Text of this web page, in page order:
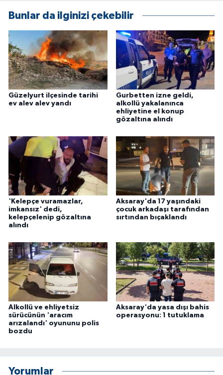
Bunlar da ilginizi çekebilir
Güzelyurt ilçesinde tarihi
ev alev alev yandı
Gurbetten izne geldi,
alkollü yakalanınca
ehliyetine el konup
gözaltına alındı
'Kelepçe vuramazlar,
imkansız' dedi,
kelepçelenip gözaltına
alındı
Aksaray'da 17 yaşındaki
çocuk arkadaşı tarafından
sırtından bıçaklandı
Alkollü ve ehliyetsiz
sürücünün 'aracım
arızalandı' oyununu polis
bozdu
Aksaray'da yasa dışı bahis
operasyonu: 1 tutuklama
Yorumlar
Yerel Haberler